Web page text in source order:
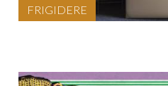
FRIGIDERE